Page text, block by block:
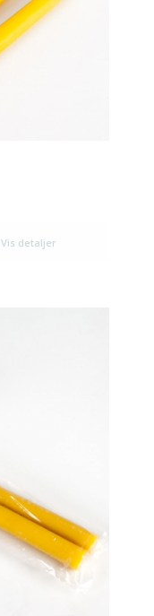
Vis detaljer